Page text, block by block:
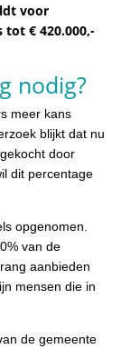
voor
€ 420.000,-
nodig?
meer kans
blijkt dat nu
door
dit percentage
opgenomen.
van de
aanbieden
mensen die in
de gemeente